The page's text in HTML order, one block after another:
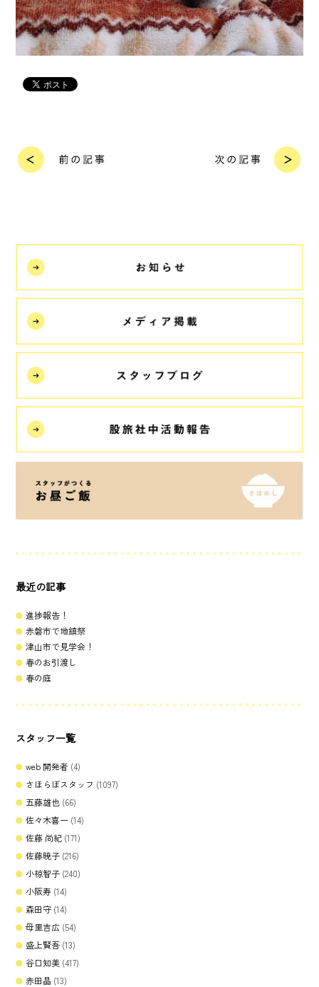
最近の記事
進捗報告！
赤磐市で地鎮祭
津山市で見学会！
春のお引渡し
春の庭
スタッフ一覧
web 開発者 (4)
さほらぼスタッフ (1097)
五藤雄也 (66)
佐々木喜一 (14)
佐藤 尚紀 (171)
佐藤暁子 (216)
小椋智子 (240)
小阪寿 (14)
森田守 (14)
母里吉広 (54)
盛上賢吾 (13)
谷口知美 (417)
赤田晶 (13)